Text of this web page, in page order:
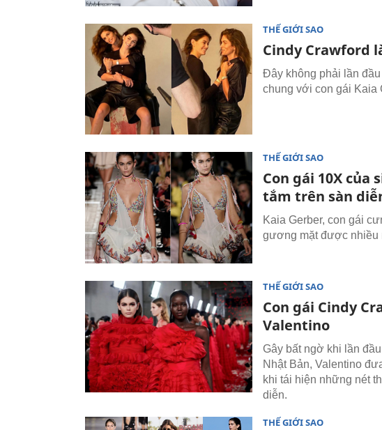
THẾ GIỚI SAO
Cindy Crawford
Đây không phải lần
chung với con gái Kaia
THẾ GIỚI SAO
Con gái 10X của
tắm trên sàn
Kaia Gerber, con gái
gương mặt được nhiều
THẾ GIỚI SAO
Con gái Cindy
Valentino
Gây bất ngờ khi lần
Nhật Bản, Valentino
khi tái hiện những nét
diễn.
THẾ GIỚI SAO